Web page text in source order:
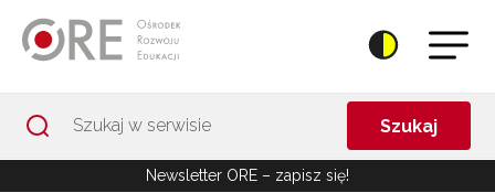
Szukaj
Newsletter ORE – zapisz się!